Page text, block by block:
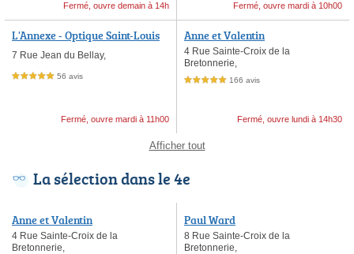
Fermé, ouvre demain à 14h Fermé, ouvre mardi à 10h00
L'Annexe - Optique Saint-Louis
7 Rue Jean du Bellay,
5,0 étoiles sur 5 56 avis
Fermé, ouvre mardi à 11h00
Anne et Valentin
4 Rue Sainte-Croix de la
Bretonnerie,
5,0 étoiles sur 5 166 avis
Fermé, ouvre lundi à 14h30
Afficher tout
La sélection dans le 4e
Anne et Valentin
4 Rue Sainte-Croix de la
Bretonnerie,
Paul Ward
8 Rue Sainte-Croix de la
Bretonnerie,